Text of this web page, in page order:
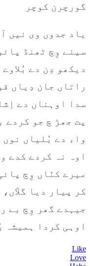
گورچرن کوچر
یاد جدوں وی نیں
سینے وِچ ٹھنڈ
دیکھو دِن دے
راتاں جان دِیاں
سدا اوہناں دے
پت جھڑ چ جو کردے
واء دے بُلیاں
اوہ نہ کردے کدے
میرے کنّاں وِچ
کر پیار دیا
جیہدے گھر وِچ بے
اوہی کردا ہمیشہ
Like
Love